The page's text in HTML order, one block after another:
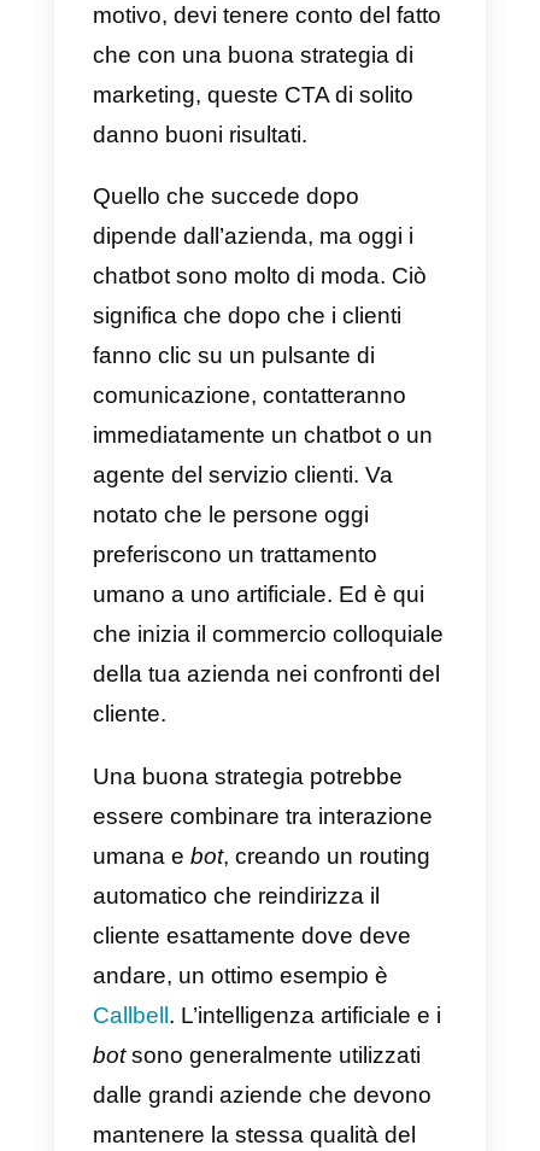
Come applicare il
commercio
conversazionale nella tua
impresa?
Applicare il commercio
conversazionale nella tua
azienda è un’arte e presenta
diversi passaggi. Prima di tutto, le
persone di solito comunicano
tramite un pulsante o
CTA
Possono anche utilizzare
collegamenti pubblicati su siti
Web o app di messaggistica
come Instagram. Per questo
motivo, devi tenere conto del